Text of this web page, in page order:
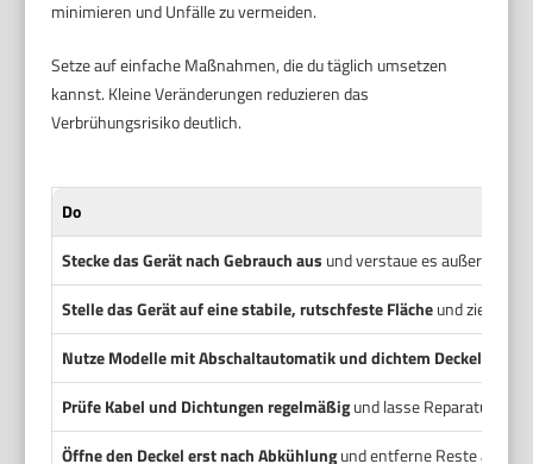
minimieren und Unfälle zu vermeiden.
Setze auf einfache Maßnahmen, die du täglich umsetzen
kannst. Kleine Veränderungen reduzieren das
Verbrühungsrisiko deutlich.
Do
Stecke das Gerät nach Gebrauch aus und verstaue es außer
Stelle das Gerät auf eine stabile, rutschfeste Flächeund ziehe
Nutze Modelle mit Abschaltautomatik und dichtem Deckel
Prüfe Kabel und Dichtungen regelmäßigund lasse Reparaturen
Öffne den Deckel erst nach Abkühlungund entferne Reste